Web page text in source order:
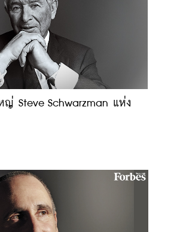
ญ่ Steve Schwarzman แห่ง